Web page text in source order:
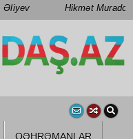
Əliyev Hikmət Muradov
QƏHRƏMANLAR